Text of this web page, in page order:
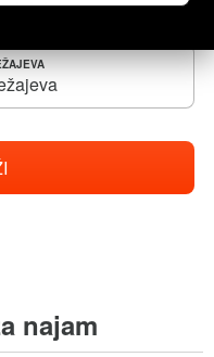
najam